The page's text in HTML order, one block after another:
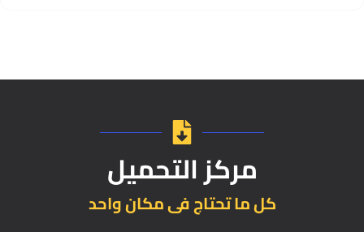
مركز التحميل
كل ما تحتاج فى مكان واحد